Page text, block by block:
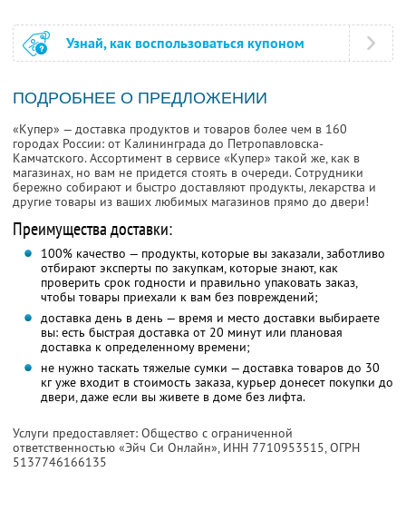
Узнай, как воспользоваться купоном
ПОДРОБНЕЕ О ПРЕДЛОЖЕНИИ
«Купер» — доставка продуктов и товаров более чем в 160
городах России: от Калининграда до Петропавловска-
Камчатского. Ассортимент в сервисе «Купер» такой же, как в
магазинах, но вам не придется стоять в очереди. Сотрудники
бережно собирают и быстро доставляют продукты, лекарства и
другие товары из ваших любимых магазинов прямо до двери!
Преимущества доставки:
100% качество — продукты, которые вы заказали, заботливо
отбирают эксперты по закупкам, которые знают, как
проверить срок годности и правильно упаковать заказ,
чтобы товары приехали к вам без повреждений;
доставка день в день — время и место доставки выбираете
вы: есть быстрая доставка от 20 минут или плановая
доставка к определенному времени;
не нужно таскать тяжелые сумки — доставка товаров до 30
кг уже входит в стоимость заказа, курьер донесет покупки до
двери, даже если вы живете в доме без лифта.
Услуги предоставляет: Общество с ограниченной
ответственностью «Эйч Си Онлайн», ИНН 7710953515, ОГРН
5137746166135